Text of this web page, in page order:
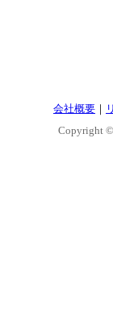
会社概要 ｜
Copyright